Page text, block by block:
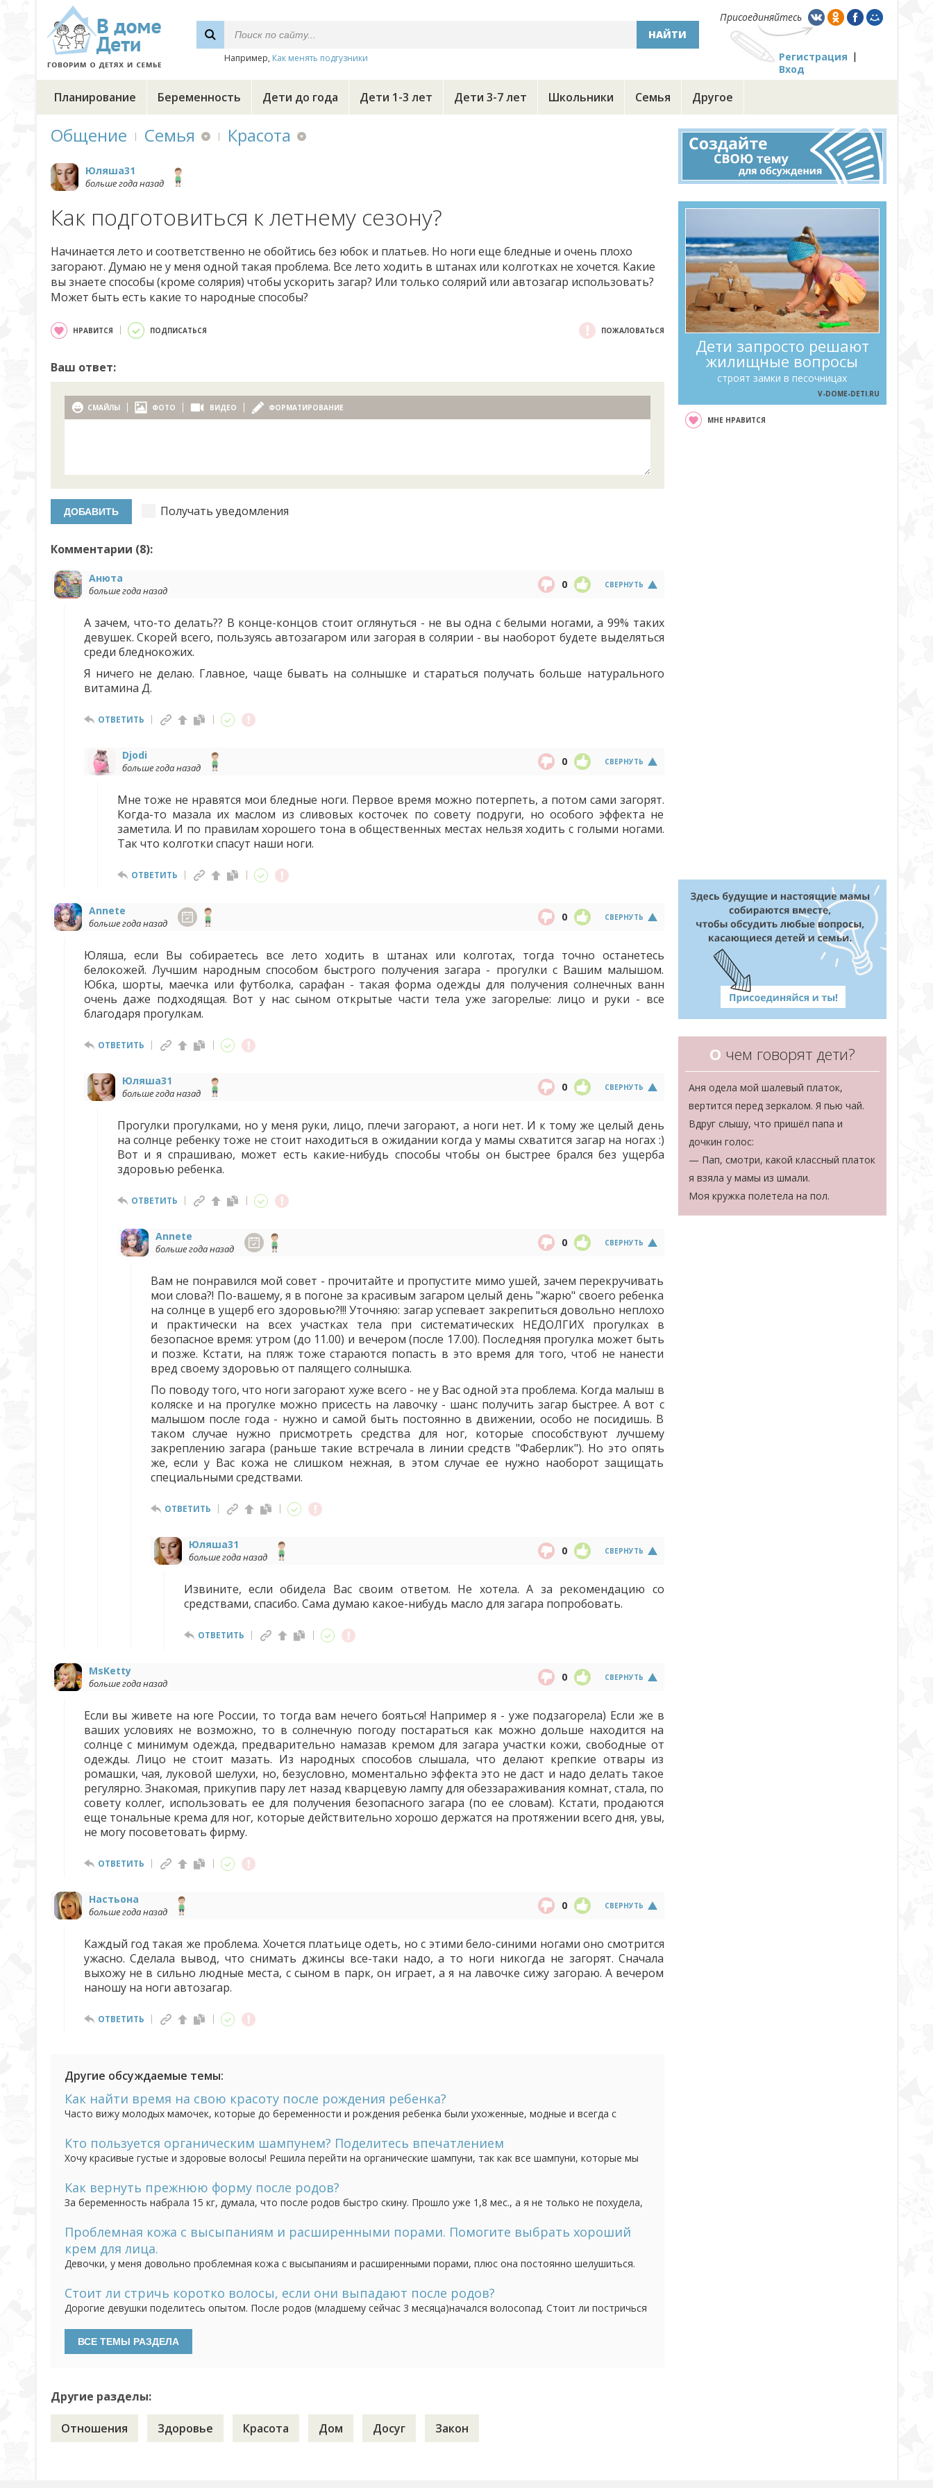
НАЙТИ
Например, Как менять подгузники
Присоединяйтесь
Регистрация
Вход
Планирование Беременность Дети до года Дети 1-3 лет Дети 3-7 лет Школьники Семья Другое
Общение Семья Красота
Юляша31
больше года назад
Как подготовиться к летнему сезону?
Начинается лето и соответственно не обойтись без юбок и платьев. Но ноги еще бледные и очень плохо
загорают. Думаю не у меня одной такая проблема. Все лето ходить в штанах или колготках не хочется. Какие
вы знаете способы (кроме солярия) чтобы ускорить загар? Или только солярий или автозагар использовать?
Может быть есть какие то народные способы?
НРАВИТСЯ ПОДПИСАТЬСЯ ПОЖАЛОВАТЬСЯ
Ваш ответ:
СМАЙЛЫ ФОТО ВИДЕО ФОРМАТИРОВАНИЕ
Получать уведомления
Комментарии (8):
Анюта
больше года назад СВЕРНУТЬ
0
А зачем, что-то делать?? В конце-концов стоит оглянуться - не вы одна с белыми ногами, а 99% таких
девушек. Скорей всего, пользуясь автозагаром или загорая в солярии - вы наоборот будете выделяться
среди бледнокожих.
Я ничего не делаю. Главное, чаще бывать на солнышке и стараться получать больше натурального
витамина Д.
ОТВЕТИТЬ
Djodi
больше года назад СВЕРНУТЬ
0
Мне тоже не нравятся мои бледные ноги. Первое время можно потерпеть, а потом сами загорят.
Когда-то мазала их маслом из сливовых косточек по совету подруги, но особого эффекта не
заметила. И по правилам хорошего тона в общественных местах нельзя ходить с голыми ногами.
Так что колготки спасут наши ноги.
ОТВЕТИТЬ
Annete
больше года назад СВЕРНУТЬ
0
Юляша, если Вы собираетесь все лето ходить в штанах или колготах, тогда точно останетесь
белокожей. Лучшим народным способом быстрого получения загара - прогулки с Вашим малышом.
Юбка, шорты, маечка или футболка, сарафан - такая форма одежды для получения солнечных ванн
очень даже подходящая. Вот у нас сыном открытые части тела уже загорелые: лицо и руки - все
благодаря прогулкам.
ОТВЕТИТЬ
Юляша31
больше года назад СВЕРНУТЬ
0
Прогулки прогулками, но у меня руки, лицо, плечи загорают, а ноги нет. И к тому же целый день
на солнце ребенку тоже не стоит находиться в ожидании когда у мамы схватится загар на ногах :)
Вот и я спрашиваю, может есть какие-нибудь способы чтобы он быстрее брался без ущерба
здоровью ребенка.
ОТВЕТИТЬ
Annete
больше года назад СВЕРНУТЬ
0
Вам не понравился мой совет - прочитайте и пропустите мимо ушей, зачем перекручивать
мои слова?! По-вашему, я в погоне за красивым загаром целый день "жарю" своего ребенка
на солнце в ущерб его здоровью?!!! Уточняю: загар успевает закрепиться довольно неплохо
и практически на всех участках тела при систематических НЕДОЛГИХ прогулках в
безопасное время: утром (до 11.00) и вечером (после 17.00). Последняя прогулка может быть
и позже. Кстати, на пляж тоже стараются попасть в это время для того, чтоб не нанести
вред своему здоровью от палящего солнышка.
По поводу того, что ноги загорают хуже всего - не у Вас одной эта проблема. Когда малыш в
коляске и на прогулке можно присесть на лавочку - шанс получить загар быстрее. А вот с
малышом после года - нужно и самой быть постоянно в движении, особо не посидишь. В
таком случае нужно присмотреть средства для ног, которые способствуют лучшему
закреплению загара (раньше такие встречала в линии средств "Фаберлик"). Но это опять
же, если у Вас кожа не слишком нежная, в этом случае ее нужно наоборот защищать
специальными средствами.
ОТВЕТИТЬ
Юляша31
больше года назад СВЕРНУТЬ
0
Извините, если обидела Вас своим ответом. Не хотела. А за рекомендацию со
средствами, спасибо. Сама думаю какое-нибудь масло для загара попробовать.
ОТВЕТИТЬ
MsKetty
больше года назад СВЕРНУТЬ
0
Если вы живете на юге России, то тогда вам нечего бояться! Например я - уже подзагорела) Если же в
ваших условиях не возможно, то в солнечную погоду постараться как можно дольше находится на
солнце с минимум одежда, предварительно намазав кремом для загара участки кожи, свободные от
одежды. Лицо не стоит мазать. Из народных способов слышала, что делают крепкие отвары из
ромашки, чая, луковой шелухи, но, безусловно, моментально эффекта это не даст и надо делать такое
регулярно. Знакомая, прикупив пару лет назад кварцевую лампу для обеззараживания комнат, стала, по
совету коллег, использовать ее для получения безопасного загара (по ее словам). Кстати, продаются
еще тональные крема для ног, которые действительно хорошо держатся на протяжении всего дня, увы,
не могу посоветовать фирму.
ОТВЕТИТЬ
Настьона
больше года назад СВЕРНУТЬ
0
Каждый год такая же проблема. Хочется платьице одеть, но с этими бело-синими ногами оно смотрится
ужасно. Сделала вывод, что снимать джинсы все-таки надо, а то ноги никогда не загорят. Сначала
выхожу не в сильно людные места, с сыном в парк, он играет, а я на лавочке сижу загораю. А вечером
наношу на ноги автозагар.
ОТВЕТИТЬ
Другие обсуждаемые темы:
Как найти время на свою красоту после рождения ребенка?
Часто вижу молодых мамочек, которые до беременности и рождения ребенка были ухоженные, модные и всегда с
времени на себя, но давайте вместе разберемся, как найти время на красоту мамочке, если дома...
Кто пользуется органическим шампунем? Поделитесь впечатлением
Хочу красивые густые и здоровые волосы! Решила перейти на органические шампуни, так как все шампуни, которые мы
масками, бальзамами из органики? Правда, что есть эффект и волосы возрождаются? Мои...
Как вернуть прежнюю форму после родов?
За беременность набрала 15 кг, думала, что после родов быстро скину. Прошло уже 1,8 мес., а я не только не похудела,
нет сил, а диета с малышом тоже не соблюдается (часто приходится есть вместе...
Проблемная кожа с высыпаниям и расширенными порами. Помогите выбрать хороший
крем для лица.
Девочки, у меня довольно проблемная кожа с высыпаниям и расширенными порами, плюс она постоянно шелушиться.
равно шелушиться. Посоветуйте хороший увлажняющий крем для лица, по разумной цене, который...
Стоит ли стричь коротко волосы, если они выпадают после родов?
Дорогие девушки поделитесь опытом. После родов (младшему сейчас 3 месяца)начался волосопад. Стоит ли постричься
продолжалось? Восстановились потом волосы? Со старшим такого не было, поэтому я уже...
Другие разделы:
Отношения Здоровье Красота Дом Досуг Закон
Дети запросто решают
жилищные вопросы
строят замки в песочницах
V-DOME-DETI.RU
МНЕ НРАВИТСЯ
О чем говорят дети?
Аня одела мой шалевый платок,
вертится перед зеркалом. Я пью чай.
Вдруг слышу, что пришёл папа и
дочкин голос:
— Пап, смотри, какой классный платок
я взяла у мамы из шмали.
Моя кружка полетела на пол.